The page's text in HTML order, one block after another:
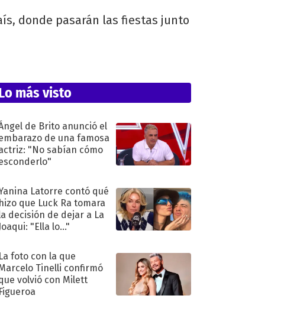
donde pasarán las fiestas junto
más visto
de Brito anunció el
de una famosa
"No sabían cómo
Latorre contó qué
hizo que Luck Ra tomara
decisión de dejar a La
"Ella lo..."
La foto con la que
Tinelli confirmó
volvió con Milett
Figueroa